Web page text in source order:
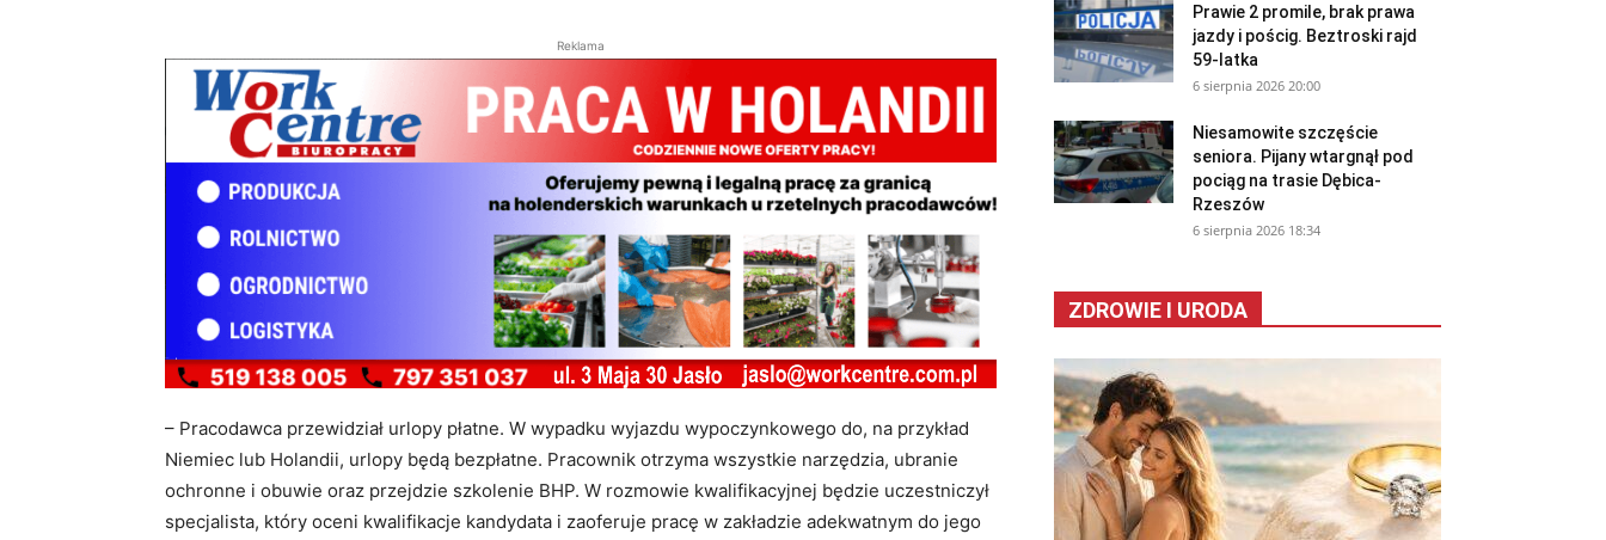
Reklama
– Pracodawca przewidział urlopy płatne. W wypadku wyjazdu wypoczynkowego do, na przykład
Niemiec lub Holandii, urlopy będą bezpłatne. Pracownik otrzyma wszystkie narzędzia, ubranie
ochronne i obuwie oraz przejdzie szkolenie BHP. W rozmowie kwalifikacyjnej będzie uczestniczył
specjalista, który oceni kwalifikacje kandydata i zaoferuje pracę w zakładzie adekwatnym do jego
Prawie 2 promile, brak prawa
jazdy i pościg. Beztroski rajd
59-latka
6 sierpnia 2026 20:00
Niesamowite szczęście
seniora. Pijany wtargnął pod
pociąg na trasie Dębica-
Rzeszów
6 sierpnia 2026 18:34
ZDROWIE I URODA